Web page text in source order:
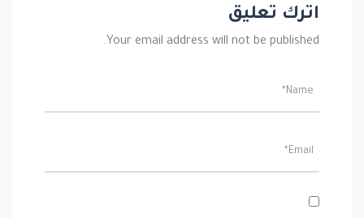
اترك تعليق
Your email address will not be published.